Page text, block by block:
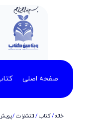
صفحه اصلی
خانه/کتاب/انتشارات/